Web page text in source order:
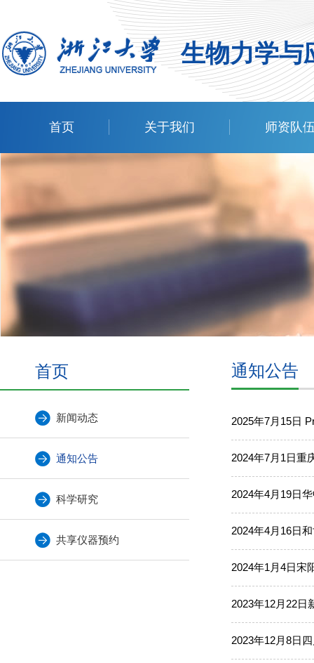
生物力学与
首页 关于我们 师资队
首页
新闻动态
通知公告
科学研究
共享仪器预约
通知公告
2025年7月15日
2024年7月1日重
2024年4月19日
2024年4月16日
2024年1月4日宋
2023年12月22日
2023年12月8日